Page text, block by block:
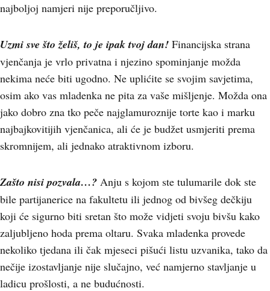
najboljoj namjeri nije preporučljivo.
Uzmi sve što želiš, to je ipak tvoj dan! Financijska strana
vjenčanja je vrlo privatna i njezino spominjanje možda
nekima neće biti ugodno. Ne uplićite se svojim savjetima,
osim ako vas mladenka ne pita za vaše mišljenje. Možda ona
jako dobro zna tko peče najglamuroznije torte kao i marku
najbajkovitijih vjenčanica, ali će je budžet usmjeriti prema
skromnijem, ali jednako atraktivnom izboru.
Zašto nisi pozvala…? Anju s kojom ste tulumarile dok ste
bile partijanerice na fakultetu ili jednog od bivšeg dečkiju
koji će sigurno biti sretan što može vidjeti svoju bivšu kako
zaljubljeno hoda prema oltaru. Svaka mladenka provede
nekoliko tjedana ili čak mjeseci pišući listu uzvanika, tako da
nečije izostavljanje nije slučajno, već namjerno stavljanje u
ladicu prošlosti, a ne budućnosti.